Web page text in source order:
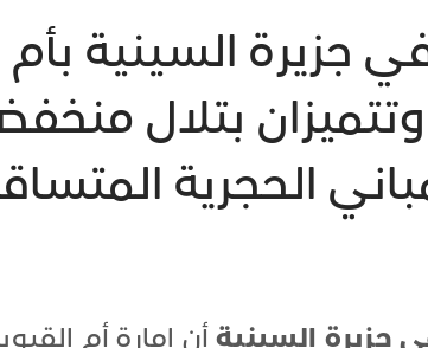
جزيرة السينية
وتتميزان بتلال
الحجرية
جزيرة السينيةأن إمارة أم